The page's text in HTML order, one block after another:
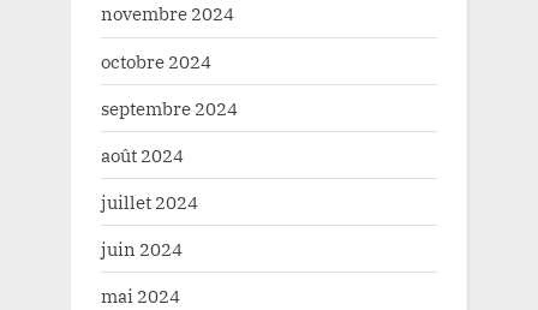
novembre 2024
octobre 2024
septembre 2024
août 2024
juillet 2024
juin 2024
mai 2024